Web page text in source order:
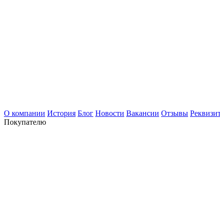
О компании История Блог Новости Вакансии Отзывы
Покупателю